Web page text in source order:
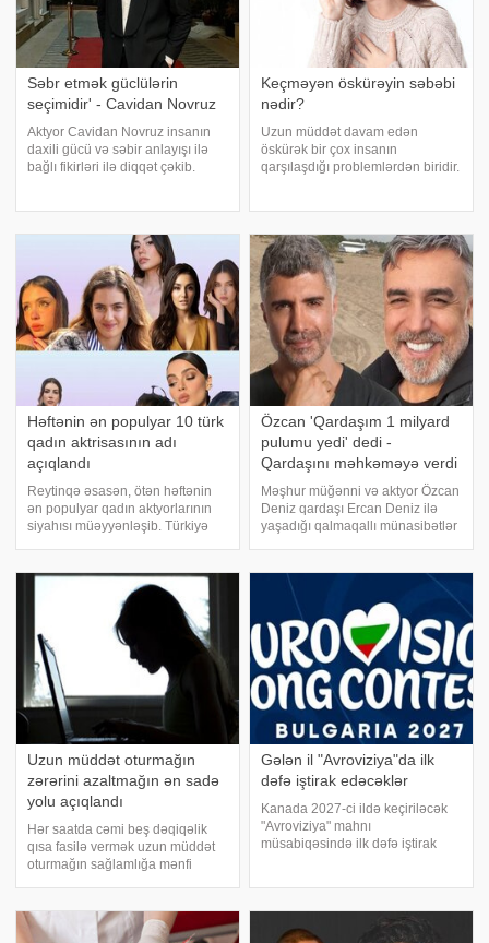
Səbr etmək güclülərin
seçimidir' - Cavidan Novruz
Aktyor Cavidan Novruz insanın
daxili gücü və səbir anlayışı ilə
bağlı fikirləri ilə diqqət çəkib.
səbir zəiflik deyil, əksinə, gücl
Keçməyən öskürəyin səbəbi
nədir?
Uzun müddət davam edən
öskürək bir çox insanın
qarşılaşdığı problemlərdən biridir.
səbəbi hər zaman tənəffüs yolu
infeksiyası olmur
Həftənin ən populyar 10 türk
qadın aktrisasının adı
açıqlandı
Reytinqə əsasən, ötən həftənin
ən populyar qadın aktyorlarının
siyahısı müəyyənləşib. Türkiyə
reytinqə əsasən, ilk yeri Afra
Saraçoğlu tutub. Onun ardınca
Demet Özdemir
Özcan 'Qardaşım 1 milyard
pulumu yedi' dedi -
Qardaşını məhkəməyə verdi
Məşhur müğənni və aktyor Özcan
Deniz qardaşı Ercan Deniz ilə
yaşadığı qalmaqallı münasibətlər
ki,sənətçi açıqlamasında
qardaşını illərlə qazandığı sərvəti
mənimsəməkd
Uzun müddət oturmağın
zərərini azaltmağın ən sadə
yolu açıqlandı
Hər saatda cəmi beş dəqiqəlik
qısa fasilə vermək uzun müddət
oturmağın sağlamlığa mənfi
"British Journal of Sports
Medicine" jurnalında dərc oluna
Gələn il "Avroviziya"da ilk
dəfə iştirak edəcəklər
Kanada 2027-ci ildə keçiriləcək
"Avroviziya" mahnı
müsabiqəsində ilk dəfə iştirak
Kanada 2015-ci ildə yarışmay